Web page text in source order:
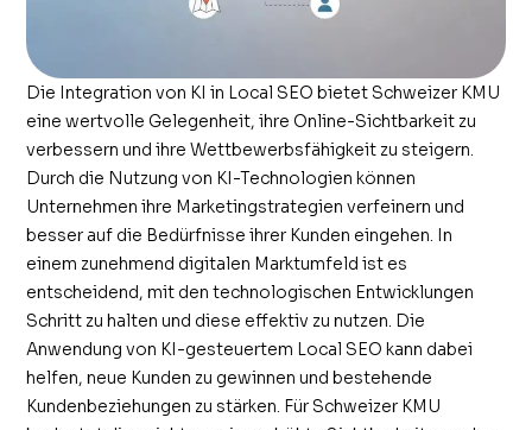
Die Integration von KI in Local SEO bietet Schweizer KMU
eine wertvolle Gelegenheit, ihre Online-Sichtbarkeit zu
verbessern und ihre Wettbewerbsfähigkeit zu steigern.
Durch die Nutzung von KI-Technologien können
Unternehmen ihre Marketingstrategien verfeinern und
besser auf die Bedürfnisse ihrer Kunden eingehen. In
einem zunehmend digitalen Marktumfeld ist es
entscheidend, mit den technologischen Entwicklungen
Schritt zu halten und diese effektiv zu nutzen. Die
Anwendung von KI-gesteuertem Local SEO kann dabei
helfen, neue Kunden zu gewinnen und bestehende
Kundenbeziehungen zu stärken. Für Schweizer KMU